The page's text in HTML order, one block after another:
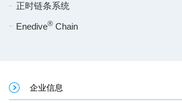
正时链条系统
Enedive® Chain
企业信息